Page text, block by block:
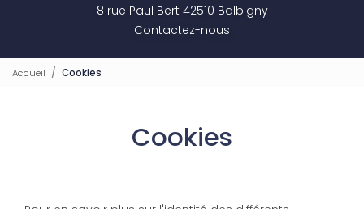
8 rue Paul Bert 42510 Balbigny
Contactez-nous
Accueil Cookies
Cookies